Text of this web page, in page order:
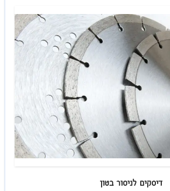
דיסקים לניסור בטון